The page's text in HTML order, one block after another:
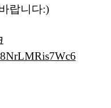
랍니다:)